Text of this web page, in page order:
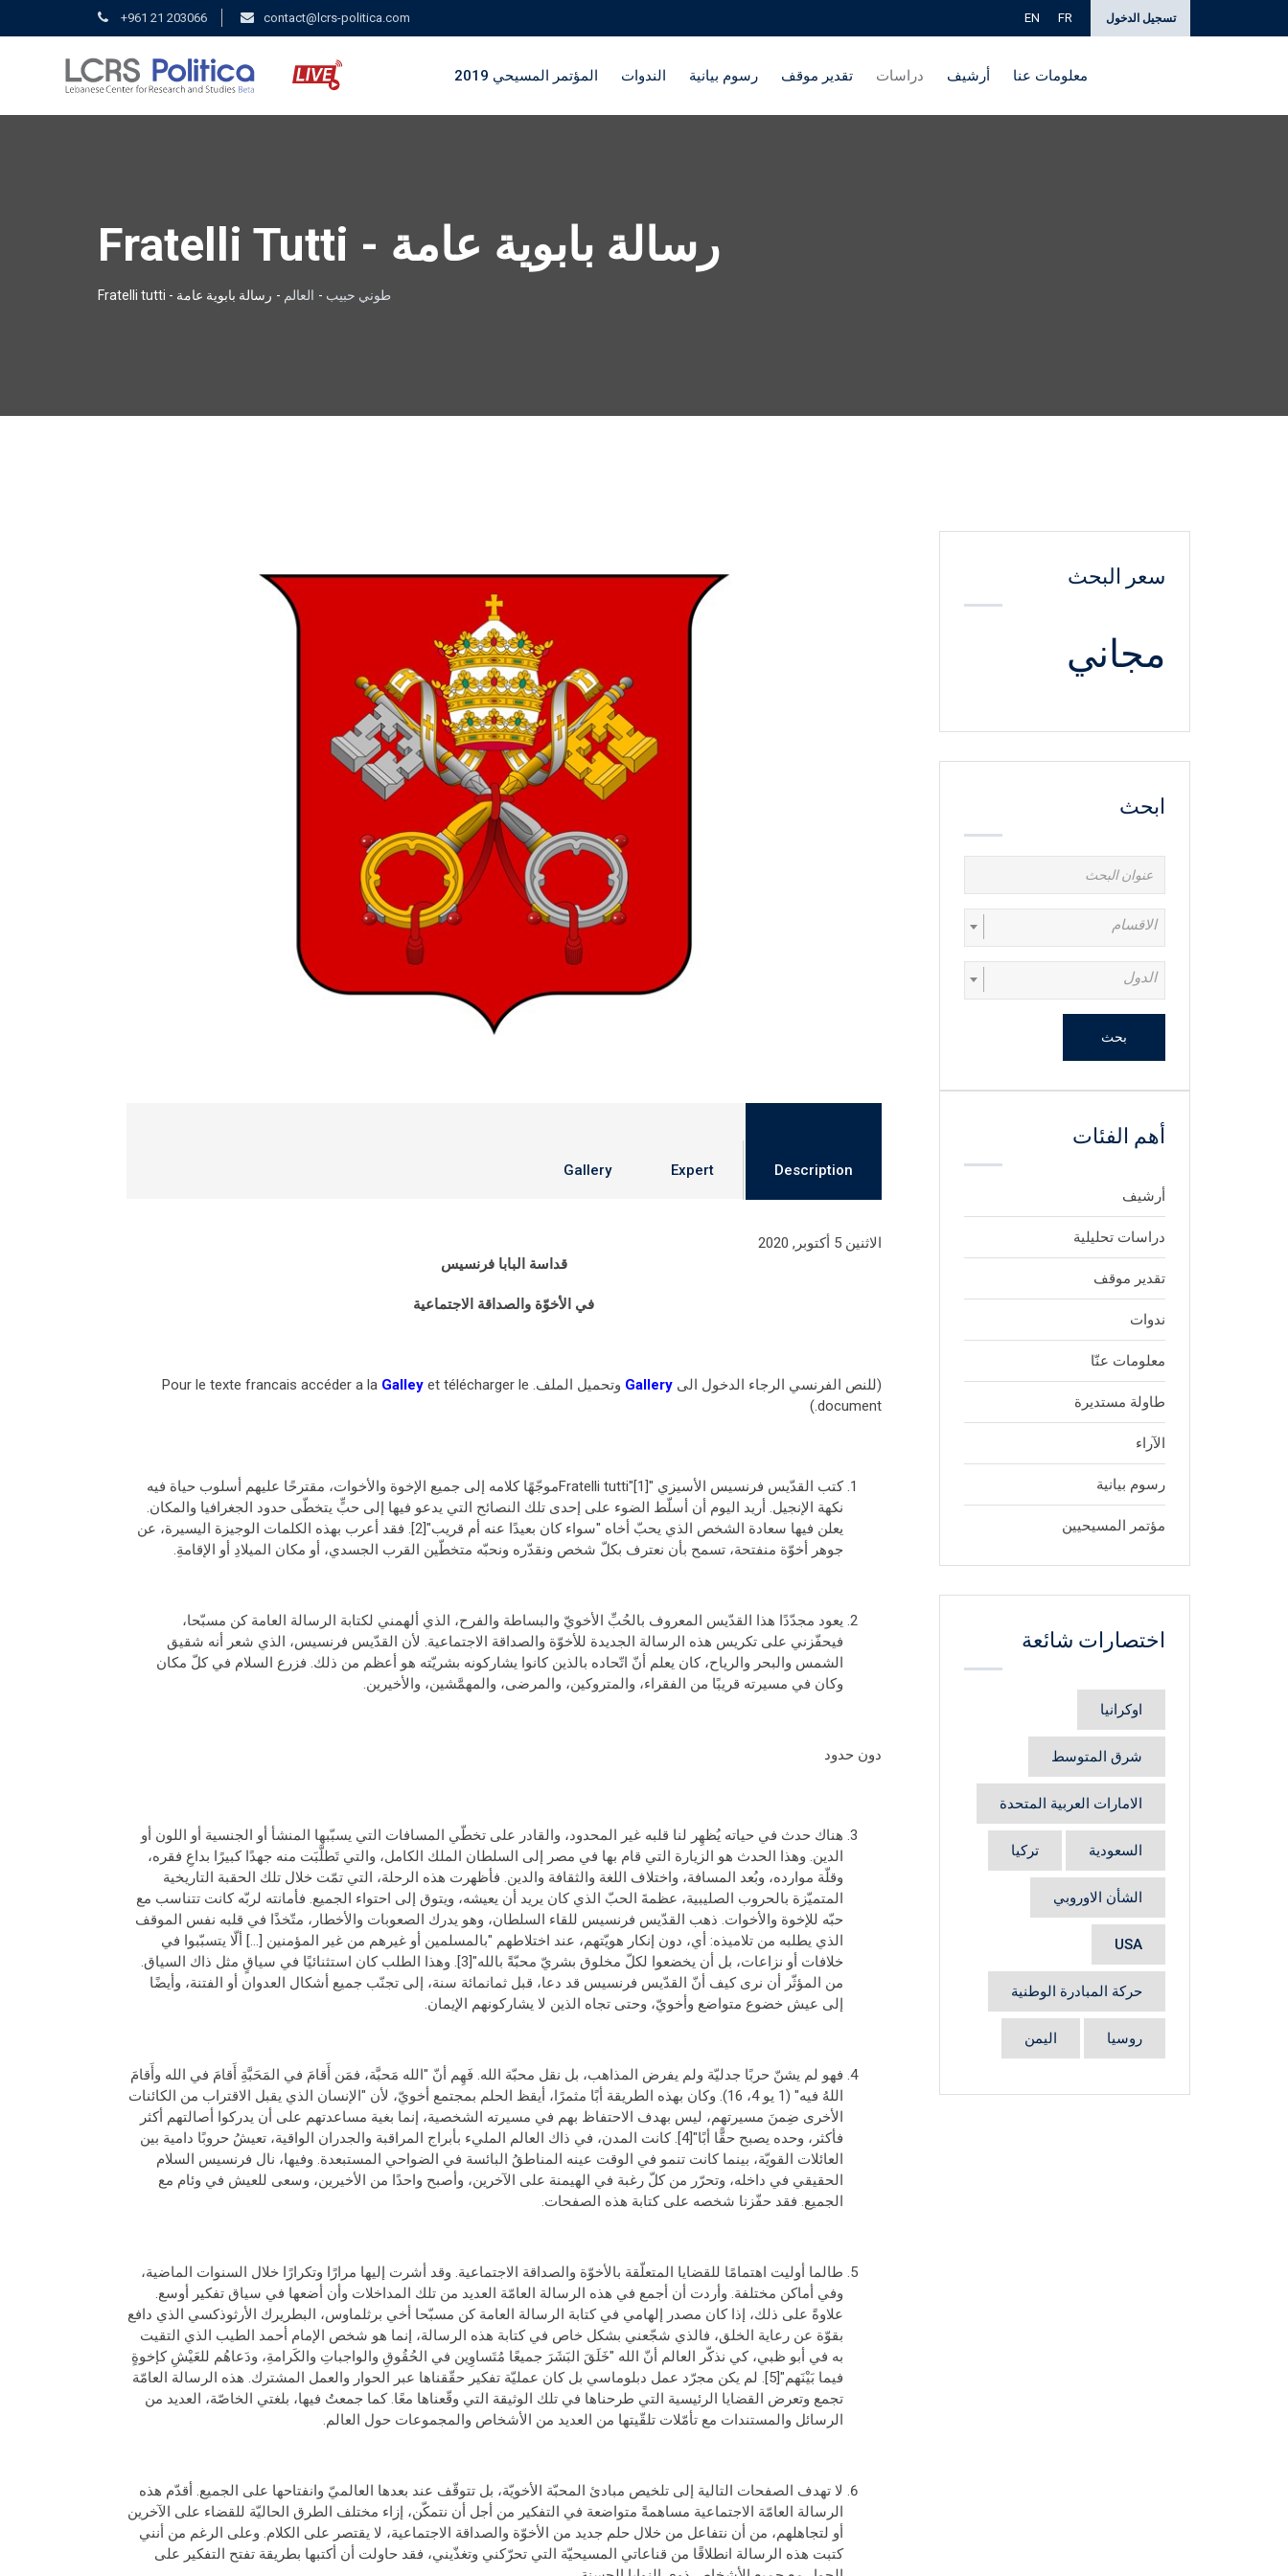
+961 21 203066 contact@lcrs-politica.com EN FR تسجيل الدخول
معلومات عنا أرشيف دراسات تقدير موقف رسوم بيانية الندوات المؤتمر المسيحي 2019
رسالة بابوية عامة - Fratelli Tutti
طوني حبيب - العالم - رسالة بابوية عامة - Fratelli tutti
Description
Expert
Gallery
الاثنين 5 أكتوبر, 2020
قداسة البابا فرنسيس
في الأخوّة والصداقة الاجتماعية
(للنص الفرنسي الرجاء الدخول الىGallery وتحميل الملف. Pour le texte francais accéder a la Galley et télécharger le
document.)
كتب القدّيس فرنسيس الأسيزي "Fratelli tutti"[1]موجّهًا كلامه إلى جميع الإخوة والأخوات، مقترحًا عليهم أسلوب حياة فيه
نكهة الإنجيل. أريد اليوم أن أسلّط الضوء على إحدى تلك النصائح التي يدعو فيها إلى حبٍّ يتخطّى حدود الجغرافيا والمكان.
يعلن فيها سعادة الشخص الذي يحبّ أخاه "سواء كان بعيدًا عنه أم قريب"[2]. فقد أعرب بهذه الكلمات الوجيزة اليسيرة، عن
جوهر أخوّة منفتحة، تسمح بأن نعترف بكلّ شخص ونقدّره ونحبّه متخطّين القرب الجسدي، أو مكان الميلادِ أو الإقامةِ.
يعود مجدّدًا هذا القدّيس المعروف بالحُبِّ الأخويّ والبساطة والفرح، الذي ألهمني لكتابة الرسالة العامة كن مسبّحا،
فيحفّزني على تكريس هذه الرسالة الجديدة للأخوّة والصداقة الاجتماعية. لأن القدّيس فرنسيس، الذي شعر أنه شقيق
الشمس والبحر والرياح، كان يعلم أنّ اتّحاده بالذين كانوا يشاركونه بشريّته هو أعظم من ذلك. فزرع السلام في كلّ مكان
وكان في مسيرته قريبًا من الفقراء، والمتروكين، والمرضى، والمهمَّشين، والأخيرين.
دون حدود
هناك حدث في حياته يُظهِر لنا قلبه غير المحدود، والقادر على تخطّي المسافات التي يسبّبها المنشأ أو الجنسية أو اللون أو
الدين. وهذا الحدث هو الزيارة التي قام بها في مصر إلى السلطان الملك الكامل، والتي تَطلَّبَت منه جهدًا كبيرًا بداعِ فقره،
وقلّة موارده، وبُعد المسافة، واختلاف اللغة والثقافة والدين. فأظهرت هذه الرحلة، التي تمّت خلال تلك الحقبة التاريخية
المتميّزة بالحروب الصليبية، عظمةَ الحبّ الذي كان يريد أن يعيشه، ويتوق إلى احتواء الجميع. فأمانته لربّه كانت تتناسب مع
حبّه للإخوة والأخوات. ذهب القدّيس فرنسيس للقاء السلطان، وهو يدرك الصعوبات والأخطار، متّخذًا في قلبه نفس الموقف
الذي يطلبه من تلاميذه: أي، دون إنكار هويّتهم، عند اختلاطهم "بالمسلمين أو غيرهم من غير المؤمنين [...] ألّا يتسبّبوا في
خلافات أو نزاعات، بل أن يخضعوا لكلّ مخلوق بشريّ محبّةً بالله"[3]. وهذا الطلب كان استثنائيًا في سياقٍ مثل ذاك السياق.
من المؤثّر أن نرى كيف أنّ القدّيس فرنسيس قد دعا، قبل ثمانمائة سنة، إلى تجنّب جميع أشكال العدوان أو الفتنة، وأيضًا
إلى عيش خضوع متواضع وأخويّ، وحتى تجاه الذين لا يشاركونهم الإيمان.
فهو لم يشنّ حربًا جدليّة ولم يفرض المذاهب، بل نقل محبّة الله. فَهِم أنّ "الله مَحبَّة، فمَن أَقامَ في المَحَبَّةِ أَقامَ في الله وأَقامَ
اللهُ فيه" (1 يو 4، 16). وكان بهذه الطريقة أبًا مثمرًا، أيقظ الحلم بمجتمع أخويّ، لأن "الإنسان الذي يقبل الاقتراب من الكائنات
الأخرى ضِمنَ مسيرتهم، ليس بهدف الاحتفاظ بهم في مسيرته الشخصية، إنما بغية مساعدتهم على أن يدركوا أصالتهم أكثر
فأكثر، وحده يصبح حقًّا أبًا"[4]. كانت المدن، في ذاك العالم المليء بأبراج المراقبة والجدران الواقية، تعيشُ حروبًا دامية بين
العائلات القويّة، بينما كانت تنمو في الوقت عينه المناطقُ البائسة في الضواحي المستبعدة. وفيها، نال فرنسيس السلام
الحقيقي في داخله، وتحرّر من كلّ رغبة في الهيمنة على الآخرين، وأصبح واحدًا من الأخيرين، وسعى للعيش في وئام مع
الجميع. فقد حفّزنا شخصه على كتابة هذه الصفحات.
طالما أوليت اهتمامًا للقضايا المتعلّقة بالأخوّة والصداقة الاجتماعية. وقد أشرت إليها مرارًا وتكرارًا خلال السنوات الماضية،
وفي أماكن مختلفة. وأردت أن أجمع في هذه الرسالة العامّة العديد من تلك المداخلات وأن أضعها في سياق تفكير أوسع.
علاوةً على ذلك، إذا كان مصدر إلهامي في كتابة الرسالة العامة كن مسبّحا أخي برثلماوس، البطريرك الأرثوذكسي الذي دافع
بقوّة عن رعاية الخلق، فالذي شجّعني بشكل خاص في كتابة هذه الرسالة، إنما هو شخص الإمام أحمد الطيب الذي التقيت
به في أبو ظبي، كي نذكّر العالم أنّ الله "خَلَقَ البَشَرَ جميعًا مُتَساوِين في الحُقُوقِ والواجباتِ والكَرامةِ، ودَعاهُم للعَيْشِ كإخوةٍ
فيما بَيْنَهم"[5]. لم يكن مجرّد عمل دبلوماسي بل كان عمليّة تفكير حقّقناها عبر الحوار والعمل المشترك. هذه الرسالة العامّة
تجمع وتعرض القضايا الرئيسية التي طرحناها في تلك الوثيقة التي وقّعناها معًا. كما جمعتُ فيها، بلغتي الخاصّة، العديد من
الرسائل والمستندات مع تأمّلات تلقّيتها من العديد من الأشخاص والمجموعات حول العالم.
لا تهدف الصفحات التالية إلى تلخيص مبادئ المحبّة الأخويّة، بل تتوقّف عند بعدها العالميّ وانفتاحها على الجميع. أقدّم هذه
الرسالة العامّة الاجتماعية مساهمةً متواضعة في التفكير من أجل أن نتمكّن، إزاء مختلف الطرق الحاليّة للقضاء على الآخرين
أو لتجاهلهم، من أن نتفاعل من خلال حلم جديد من الأخوّة والصداقة الاجتماعية، لا يقتصر على الكلام. وعلى الرغم من أنني
كتبت هذه الرسالة انطلاقًا من قناعاتي المسيحيّة التي تحرّكني وتغذّيني، فقد حاولت أن أكتبها بطريقة تفتح التفكير على
سعر البحث
مجاني
ابحث
الاقسام
الدول
بحث
أهم الفئات
أرشيف
دراسات تحليلية
تقدير موقف
ندوات
معلومات عنّا
طاولة مستديرة
الآراء
رسوم بيانية
مؤتمر المسيحيين
اختصارات شائعة
اوكرانيا
شرق المتوسط
الامارات العربية المتحدة
السعودية تركيا
الشأن الاوروبي
USA
حركة المبادرة الوطنية
روسيا اليمن